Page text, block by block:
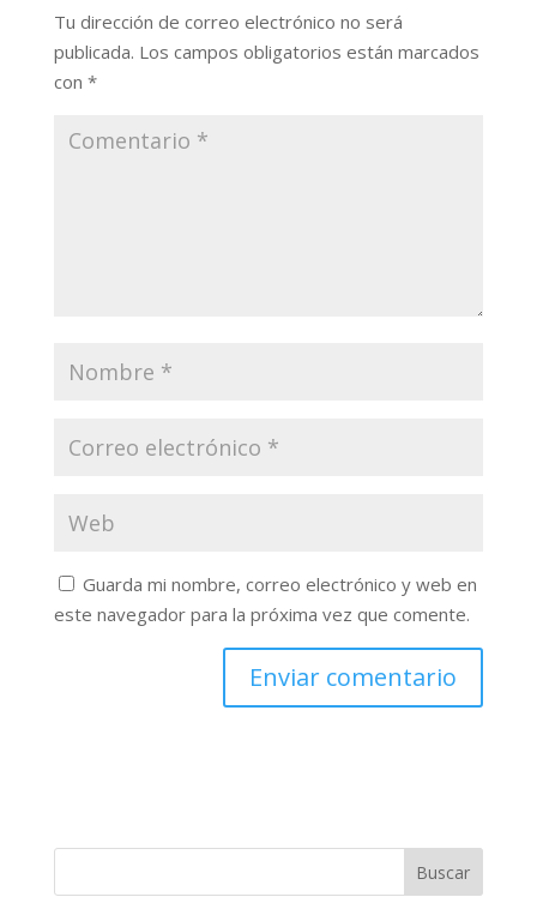
Tu dirección de correo electrónico no será
publicada. Los campos obligatorios están marcados
con *
Guarda mi nombre, correo electrónico y web en
este navegador para la próxima vez que comente.
Buscar